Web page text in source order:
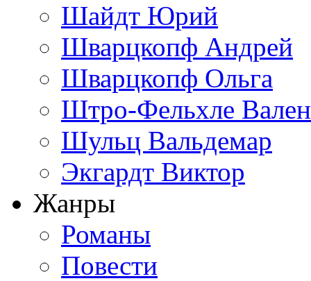
Шайдт Юрий
Шварцкопф Андрей
Шварцкопф Ольга
Штро-Фельхле
Шульц Вальдемар
Экгардт Виктор
Жанры
Романы
Повести